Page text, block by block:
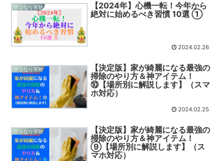
マコなり実験
【2024年】心機一転！今年から
絶対に始めるべき習慣 10選 ①
2024.02.26
マコなり実験
【決定版】家が綺麗になる最強の
掃除のやり方＆神アイテム！
⑩【場所別に解説します】（スマ
ホ対応）
2024.02.25
マコなり実験
【決定版】家が綺麗になる最強の
掃除のやり方＆神アイテム！
⑨【場所別に解説します】（ス
マホ対応）